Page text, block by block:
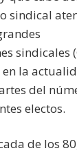
sindical
sindicales
en la
del
electos.
de los